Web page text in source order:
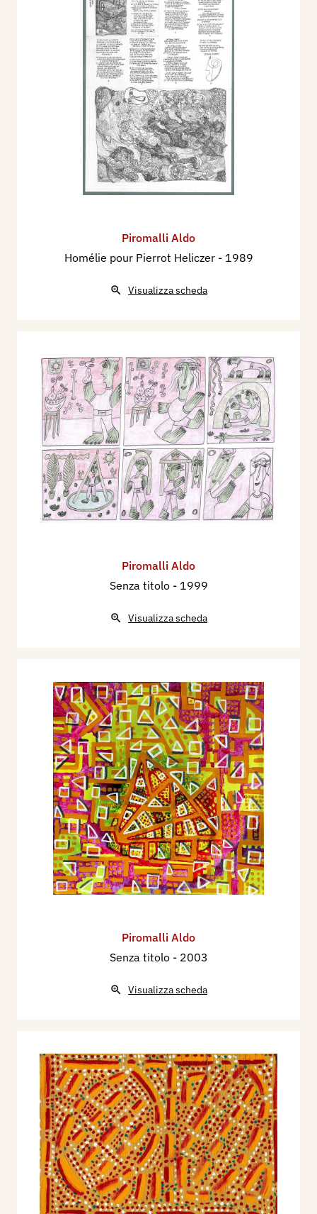
Piromalli Aldo
Homélie pour Pierrot Heliczer - 1989
Visualizza scheda
Piromalli Aldo
Senza titolo - 1999
Visualizza scheda
Piromalli Aldo
Senza titolo - 2003
Visualizza scheda